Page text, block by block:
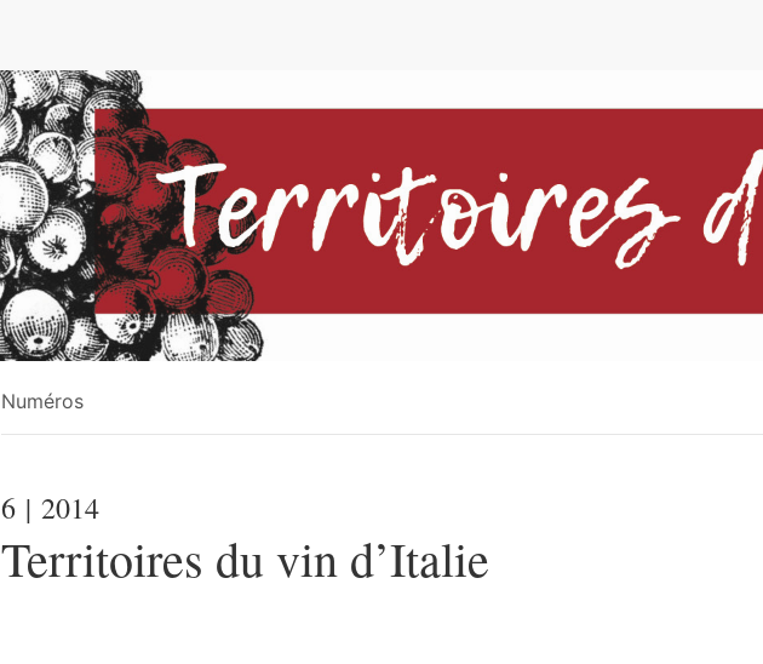
Numéros
6 | 2014
Territoires du vin d’Italie